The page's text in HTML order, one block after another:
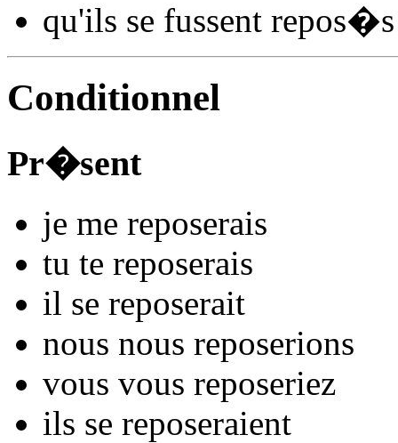
qu'ils se fussent repos�s
Conditionnel
Pr�sent
je me reposerais
tu te reposerais
il se reposerait
nous nous reposerions
vous vous reposeriez
ils se reposeraient